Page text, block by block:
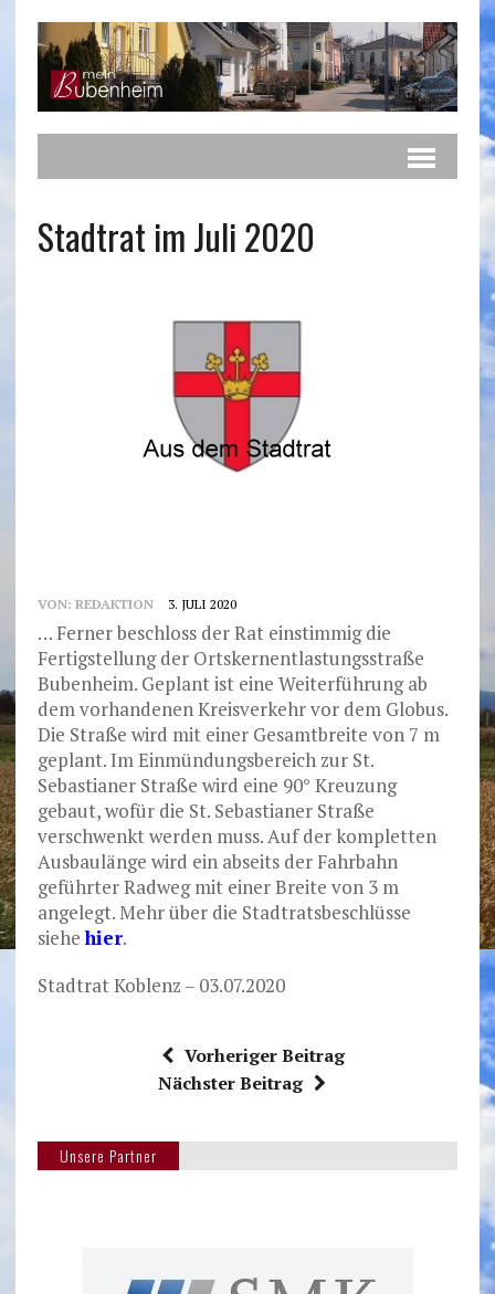
Stadtrat im Juli 2020
VON: REDAKTION 3. JULI 2020
… Ferner beschloss der Rat einstimmig die
Fertigstellung der Ortskernentlastungsstraße
Bubenheim. Geplant ist eine Weiterführung ab
dem vorhandenen Kreisverkehr vor dem Globus.
Die Straße wird mit einer Gesamtbreite von 7 m
geplant. Im Einmündungsbereich zur St.
Sebastianer Straße wird eine 90° Kreuzung
gebaut, wofür die St. Sebastianer Straße
verschwenkt werden muss. Auf der kompletten
Ausbaulänge wird ein abseits der Fahrbahn
geführter Radweg mit einer Breite von 3 m
angelegt. Mehr über die Stadtratsbeschlüsse
siehehier.
Stadtrat Koblenz – 03.07.2020
Vorheriger Beitrag
Nächster Beitrag
Unsere Partner